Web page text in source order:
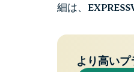
細は、
より高い